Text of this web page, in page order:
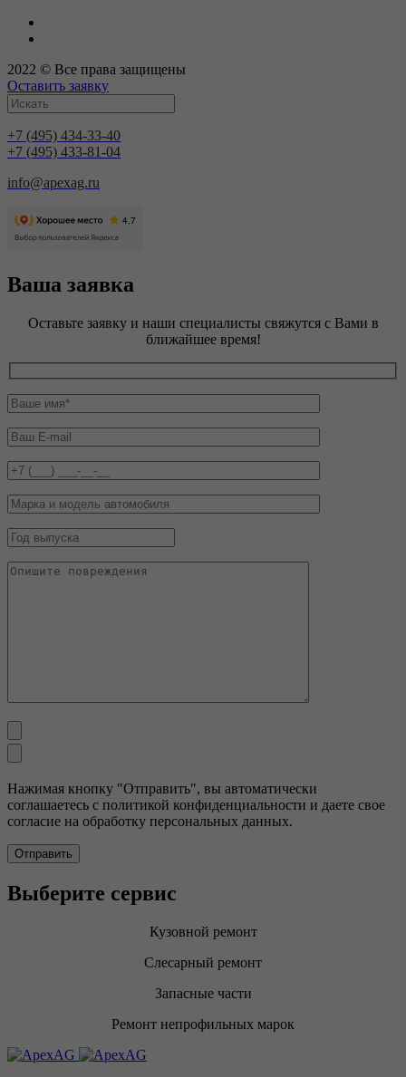
2022 © Все права защищены
Оставить заявку
+7 (495) 434-33-40
+7 (495) 433-81-04
info@apexag.ru
Ваша заявка
Оставьте заявку и наши специалисты свяжутся с Вами в
ближайшее время!
Нажимая кнопку "Отправить", вы автоматически
соглашаетесь с политикой конфиденциальности и даете свое
согласие на обработку персональных данных.
Выберите сервис
Кузовной ремонт
Слесарный ремонт
Запасные части
Ремонт непрофильных марок